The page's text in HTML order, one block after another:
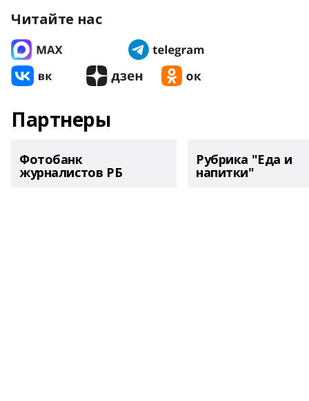
Читайте нас
Партнеры
Фотобанк
журналистов РБ
Рубрика "Еда и
напитки"